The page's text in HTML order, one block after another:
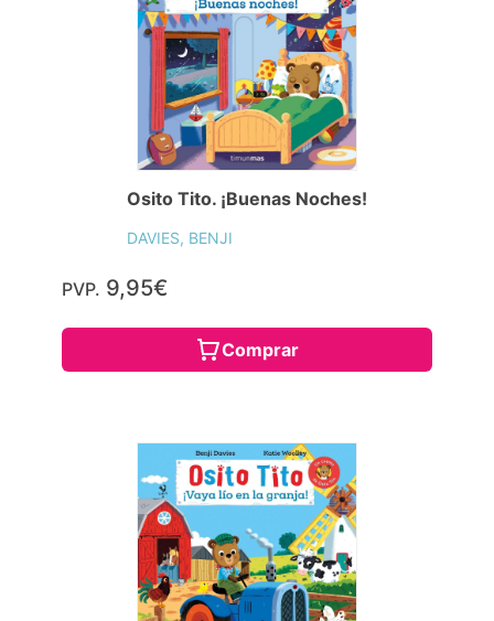
Osito Tito. ¡Buenas Noches!
DAVIES, BENJI
PVP. 9,95€
Comprar